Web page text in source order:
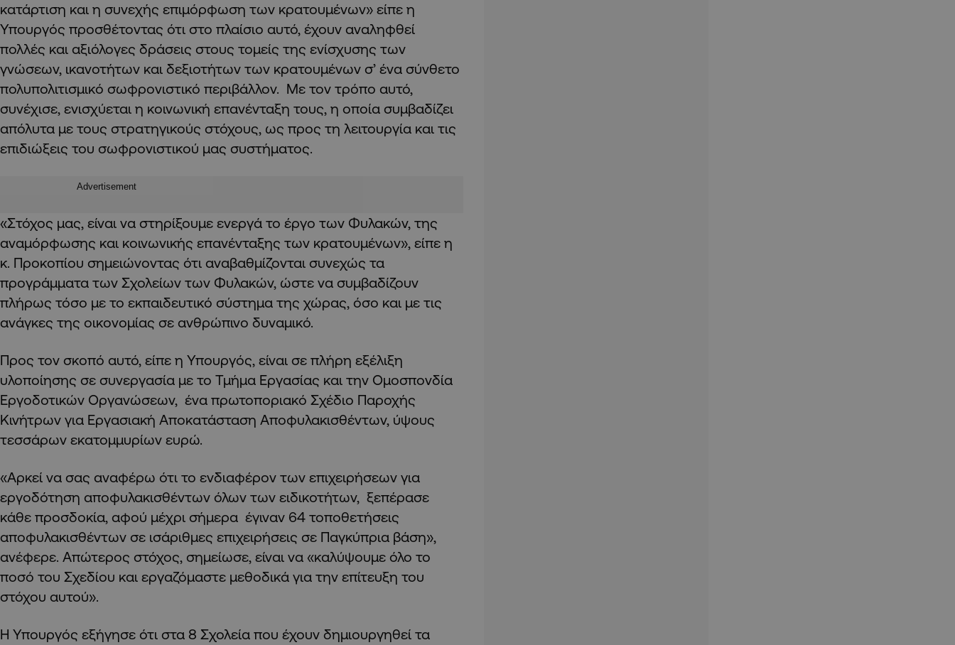
κατάρτιση και η συνεχής επιμόρφωση των κρατουμένων» είπε η
Υπουργός προσθέτοντας ότι στο πλαίσιο αυτό, έχουν αναληφθεί
πολλές και αξιόλογες δράσεις στους τομείς της ενίσχυσης των
γνώσεων, ικανοτήτων και δεξιοτήτων των κρατουμένων σ’ ένα σύνθετο
πολυπολιτισμικό σωφρονιστικό περιβάλλον. Με τον τρόπο αυτό,
συνέχισε, ενισχύεται η κοινωνική επανένταξη τους, η οποία συμβαδίζει
απόλυτα με τους στρατηγικούς στόχους, ως προς τη λειτουργία και τις
επιδιώξεις του σωφρονιστικού μας συστήματος.
Advertisement
«Στόχος μας, είναι να στηρίξουμε ενεργά το έργο των Φυλακών, της
αναμόρφωσης και κοινωνικής επανένταξης των κρατουμένων», είπε η
κ. Προκοπίου σημειώνοντας ότι αναβαθμίζονται συνεχώς τα
προγράμματα των Σχολείων των Φυλακών, ώστε να συμβαδίζουν
πλήρως τόσο με το εκπαιδευτικό σύστημα της χώρας, όσο και με τις
ανάγκες της οικονομίας σε ανθρώπινο δυναμικό.
Προς τον σκοπό αυτό, είπε η Υπουργός, είναι σε πλήρη εξέλιξη
υλοποίησης σε συνεργασία με το Τμήμα Εργασίας και την Ομοσπονδία
Εργοδοτικών Οργανώσεων, ένα πρωτοποριακό Σχέδιο Παροχής
Κινήτρων για Εργασιακή Αποκατάσταση Αποφυλακισθέντων, ύψους
τεσσάρων εκατομμυρίων ευρώ.
«Αρκεί να σας αναφέρω ότι το ενδιαφέρον των επιχειρήσεων για
εργοδότηση αποφυλακισθέντων όλων των ειδικοτήτων, ξεπέρασε
κάθε προσδοκία, αφού μέχρι σήμερα έγιναν 64 τοποθετήσεις
αποφυλακισθέντων σε ισάριθμες επιχειρήσεις σε Παγκύπρια βάση»,
ανέφερε. Απώτερος στόχος, σημείωσε, είναι να «καλύψουμε όλο το
ποσό του Σχεδίου και εργαζόμαστε μεθοδικά για την επίτευξη του
στόχου αυτού».
Η Υπουργός εξήγησε ότι στα 8 Σχολεία που έχουν δημιουργηθεί τα